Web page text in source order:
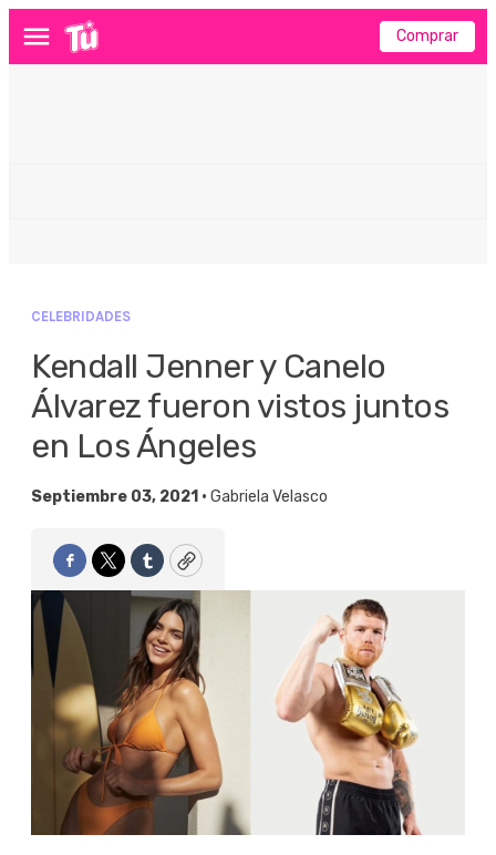
Menú Comprar
CELEBRIDADES
Kendall Jenner y Canelo
Álvarez fueron vistos juntos
en Los Ángeles
Septiembre 03, 2021 • Gabriela Velasco
Facebook
TwitterTumblrCopy